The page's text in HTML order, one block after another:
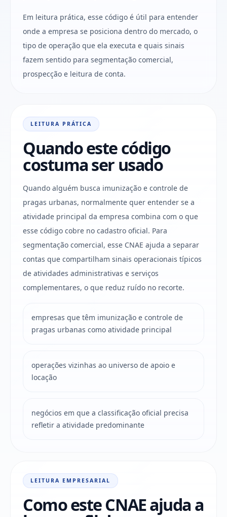
Em leitura prática, esse código é útil para entender
onde a empresa se posiciona dentro do mercado, o
tipo de operação que ela executa e quais sinais
fazem sentido para segmentação comercial,
prospecção e leitura de conta.
LEITURA PRÁTICA
Quando este código
costuma ser usado
Quando alguém busca imunização e controle de
pragas urbanas, normalmente quer entender se a
atividade principal da empresa combina com o que
esse código cobre no cadastro oficial. Para
segmentação comercial, esse CNAE ajuda a separar
contas que compartilham sinais operacionais típicos
de atividades administrativas e serviços
complementares, o que reduz ruído no recorte.
empresas que têm imunização e controle de
pragas urbanas como atividade principal
operações vizinhas ao universo de apoio e
locação
negócios em que a classificação oficial precisa
refletir a atividade predominante
LEITURA EMPRESARIAL
Como este CNAE ajuda a